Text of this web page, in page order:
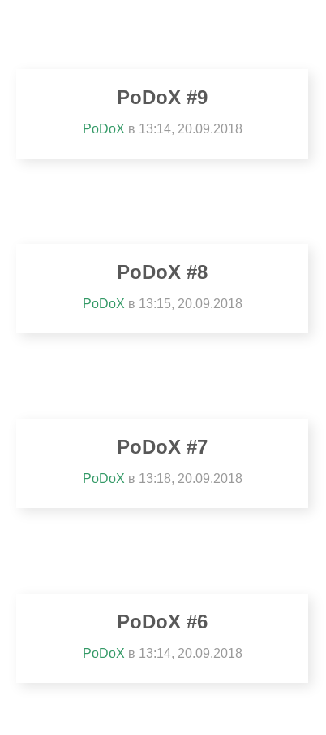
PoDoX #9
PoDoX в 13:14, 20.09.2018
PoDoX #8
PoDoX в 13:15, 20.09.2018
PoDoX #7
PoDoX в 13:18, 20.09.2018
PoDoX #6
PoDoX в 13:14, 20.09.2018